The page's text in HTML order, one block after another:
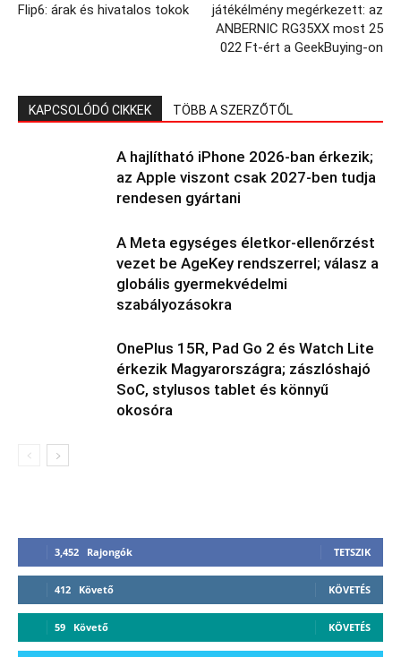
Flip6: árak és hivatalos tokok
játékélmény megérkezett: az
ANBERNIC RG35XX most 25
022 Ft-ért a GeekBuying-on
KAPCSOLÓDÓ CIKKEK TÖBB A SZERZŐTŐL
A hajlítható iPhone 2026-ban érkezik;
az Apple viszont csak 2027-ben tudja
rendesen gyártani
A Meta egységes életkor-ellenőrzést
vezet be AgeKey rendszerrel; válasz a
globális gyermekvédelmi
szabályozásokra
OnePlus 15R, Pad Go 2 és Watch Lite
érkezik Magyarországra; zászlóshajó
SoC, stylusos tablet és könnyű
okosóra
3,452 Rajongók TETSZIK
412 Követő KÖVETÉS
59 Követő KÖVETÉS